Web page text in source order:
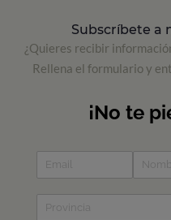
Subscríbete a
¿Quieres recibir
Rellena el formulario y